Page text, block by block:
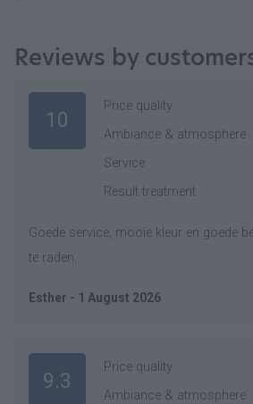
Reviews by
10
Price quality
Ambiance & atmosphere
Service
Result treatment
Goede service, mooie kleur en goede
te raden.
Esther - 1 August 2026
9.3
Price quality
Ambiance & atmosphere